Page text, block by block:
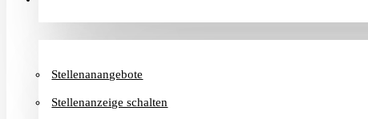
Stellenanangebote
Stellenanzeige schalten